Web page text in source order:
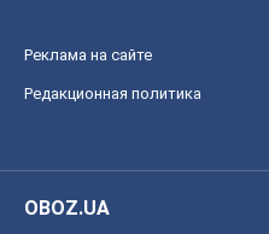
Реклама на сайте
Редакционная политика
OBOZ.UA